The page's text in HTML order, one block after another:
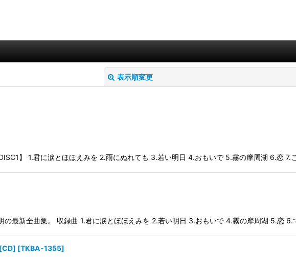
表示順変更
絞り込む
】 1.君に涙とほほえみを 2.雨にぬれても 3.若い明日 4.おもいで 5.霧の摩周湖 6.恋 7.
の最新全曲集。 収録曲 1.君に涙とほほえみを 2.若い明日 3.おもいで 4.霧の摩周湖 5.恋
[TKBA-1355]